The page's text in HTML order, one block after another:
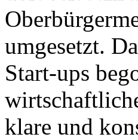
umgesetzt.
Start-ups
klare und